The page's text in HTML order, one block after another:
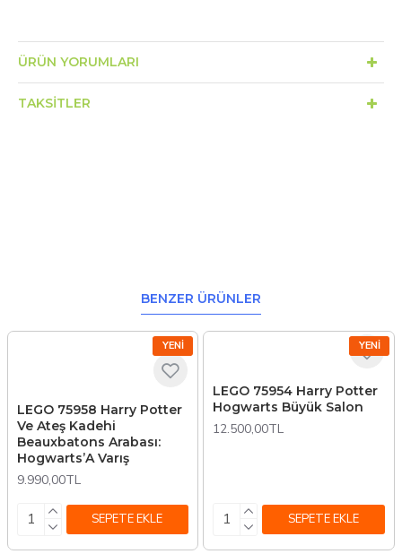
ÜRÜN YORUMLARI
TAKSITLER
BENZER ÜRÜNLER
YENI
LEGO 75958 Harry Potter
Ve Ateş Kadehi
Beauxbatons Arabası:
Hogwarts’A Varış
9.990,00TL
SEPETE EKLE
YENI
LEGO 75954 Harry Potter
Hogwarts Büyük Salon
12.500,00TL
SEPETE EKLE